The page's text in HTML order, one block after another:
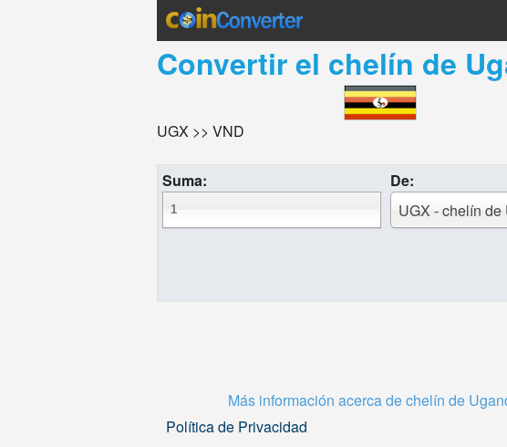
Convertir el chelín de
UGX >> VND
Suma:
De:
UGX - chelín de
Más información acerca de chelín de
Política de Privacidad